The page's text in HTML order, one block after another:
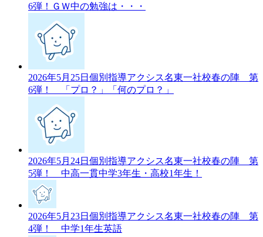
6弾！ＧＷ中の勉強は・・・
2026年5月25日 個別指導アクシス名東一社校春の陣 第
6弾！ 「プロ？」「何のプロ？」
2026年5月24日 個別指導アクシス名東一社校春の陣 第
5弾！ 中高一貫中学3年生・高校1年生！
2026年5月23日 個別指導アクシス名東一社校春の陣 第
4弾！ 中学1年生英語